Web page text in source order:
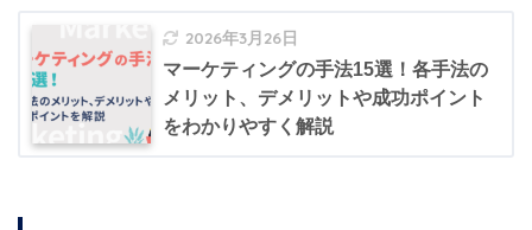
2026年3月26日
マーケティングの手法15選！各手法の
メリット、デメリットや成功ポイント
をわかりやすく解説